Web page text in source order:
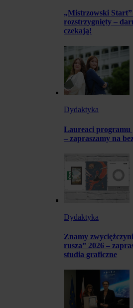
„Mistrzowski
rozstrzygnięty –
czekają!
Dydaktyka
Laureaci programu
– zapraszamy na
Dydaktyka
Znamy
rusza” 2026 –
studia graficzne